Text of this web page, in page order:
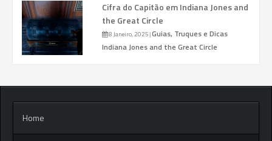
Cifra do Capitão em Indiana Jones and
the Great Circle
8 Janeiro, 2025|Guias, Truques e Dicas
Indiana Jones and the Great Circle
Home